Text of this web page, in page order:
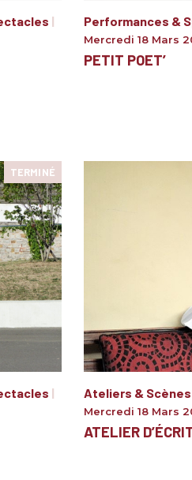
|
Performances &
Mercredi 18 Mars
PETIT POET’
TERMINÉ
|
Ateliers &
Mercredi 18 Mars
ATELIER